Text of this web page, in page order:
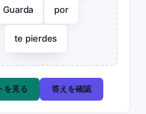
Guarda por
te pierdes
を見る 答えを確認